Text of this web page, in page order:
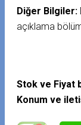
Diğer Bilgiler:
açıklama
Stok ve Fiyat
Konum ve